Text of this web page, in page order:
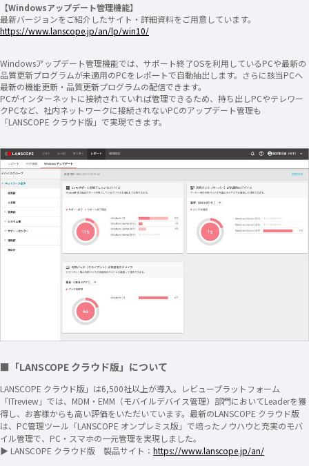
【Windowsアップデート管理機能】
最新バージョンをご紹介したサイト・詳細資料をご用意しています。
https://www.lanscope.jp/an/lp/win10/
Windowsアップデート管理機能では、サポート終了OSを利用しているPCや最新の
品質更新プログラムが未適用のPCをレポートで自動抽出します。さらに該当PCへ
最新の機能更新・品質更新プログラムの配信できます。
PCがインターネットに接続されていれば管理できるため、持ち出しPCやテレワー
クPCなど、社内ネットワークに接続されないPCのアップデート管理も
「LANSCOPE クラウド版」で実現できます。
■「LANSCOPE クラウド版」について
LANSCOPE クラウド版」は6,500社以上が導入。レビュープラットフォーム
「ITreview」では、MDM・EMM（モバイルデバイス管理）部門においてLeaderを獲
得し、お客様からも高い評価をいただいています。最新のLANSCOPE クラウド版
は、PC管理ツール「LANSCOPE オンプレミス版」で培ったノウハウと充実のモバ
イル管理で、PC・スマホの一元管理を実現しました。
▶ LANSCOPE クラウド版 製品サイト： https://www.lanscope.jp/an/